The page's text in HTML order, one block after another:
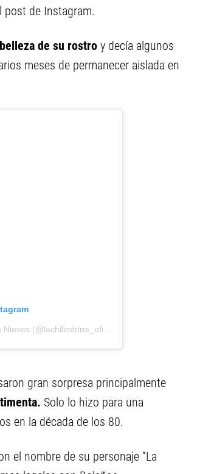
post de Instagram.
de su rostro y decía algunos
meses de permanecer aislada en
gran sorpresa principalmente
Solo lo hizo para una
en la década de los 80.
el nombre de su personaje “La